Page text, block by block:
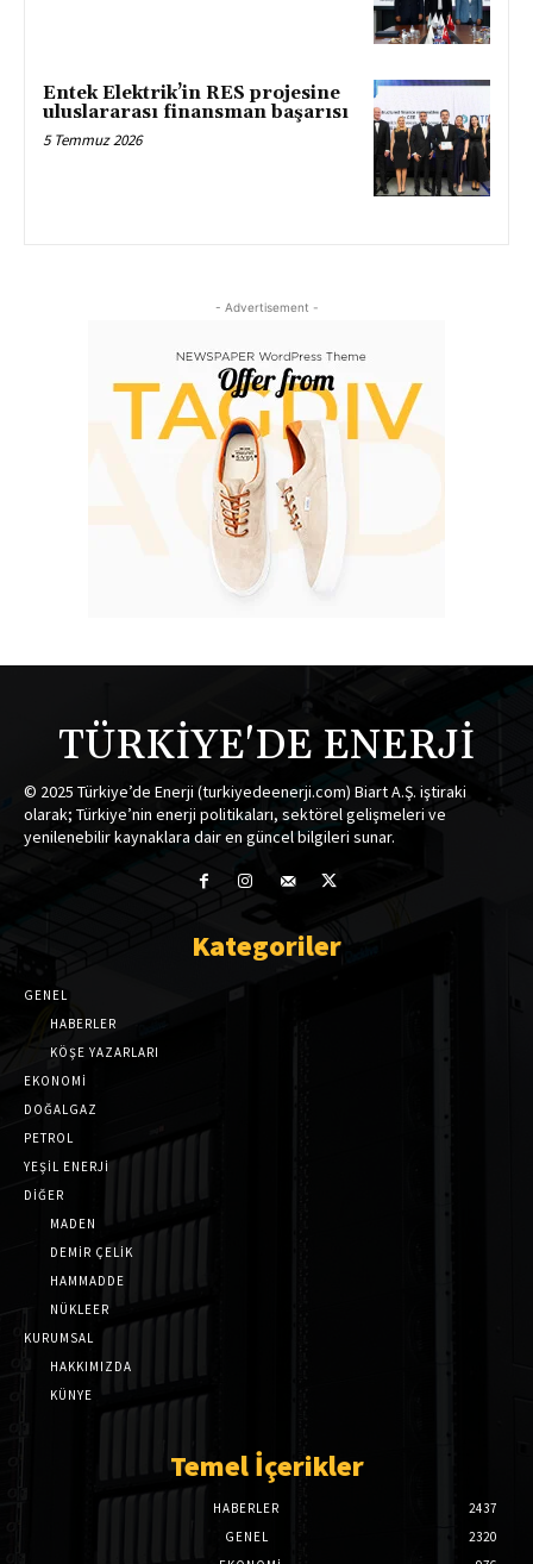
Entek Elektrik’in RES projesine
uluslararası finansman başarısı
5 Temmuz 2026
- Advertisement -
TÜRKİYE'DE ENERJİ
© 2025 Türkiye’de Enerji (turkiyedeenerji.com) Biart A.Ş. iştiraki
olarak; Türkiye’nin enerji politikaları, sektörel gelişmeleri ve
yenilenebilir kaynaklara dair en güncel bilgileri sunar.
Kategoriler
GENEL
HABERLER
KÖŞE YAZARLARI
EKONOMİ
DOĞALGAZ
PETROL
YEŞİL ENERJİ
DİĞER
MADEN
DEMİR ÇELİK
HAMMADDE
NÜKLEER
KURUMSAL
HAKKIMIZDA
KÜNYE
Temel İçerikler
HABERLER
2437
GENEL
2320